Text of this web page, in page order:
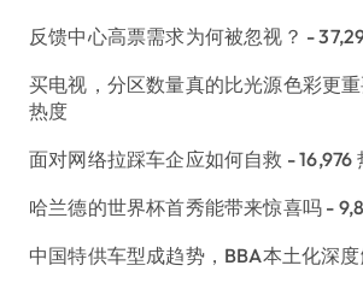
反馈中心高票需求为何被忽视？ -
买电视，分区数量真的比光源色彩更重
热度
面对网络拉踩车企应如何自救 - 16,976
哈兰德的世界杯首秀能带来惊喜吗 -
中国特供车型成趋势，BBA本土化深